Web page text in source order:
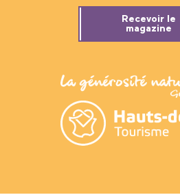
Recevoir le
magazine